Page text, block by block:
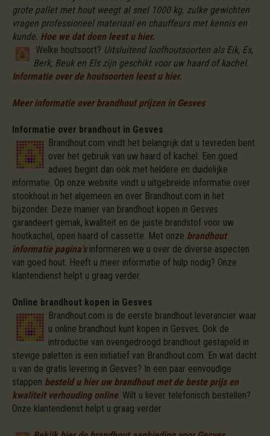
grote pallet met hout weegt al snel 1000 kg. zulke gewichten
vragen professioneel materiaal en chauffeurs met kennis en
kunde. Hoe we dat doen leest u hier.
Welke houtsoort? Uitsluitend loofhoutsoorten als Eik, Es,
Berk, Beuk en Els zijn geschikt voor uw haard of kachel.
Informatie over de houtsoorten leest u hier.
Meer informatie over brandhout prijzen in Gesves
Informatie over brandhout in Gesves
Brandhout.com vindt het belangrijk dat u tevreden bent
over het gebruik van uw haard of kachel. Een goed
advies begint dan ook met heldere en duidelijke
informatie. Op onze website vindt u uitgebreide informatie over
stookhout in het algemeen en over Brandhout.com in het
bijzonder. Deze manier van brandhout kopen in Gesves
garandeert gemak, kwaliteit en de juiste brandstof voor uw
houtkachel, open haard of cassette. Met onze brandhout
informatie pagina'sinformeren we u over de diverse aspecten
van goed hout. Heeft u meer informatie of hulp nodig? Onze
klantendienst helpt u graag verder.
Online brandhout kopen in Gesves
Brandhout.com is de eerste brandhout leverancier waar
u online brandhout kunt kopen in Gesves. Ook de
introductie van ovengedroogd brandhout gestapeld in
stevige paletten is een initiatief van Brandhout.com. En wat dacht
u van de gratis levering in Gesves? In een paar eenvoudige
stappen besteld u hier uw brandhout met de beste prijs en
kwaliteit verhouding online. Wilt u liever telefonisch bestellen?
Onze klantendienst helpt u graag verder.